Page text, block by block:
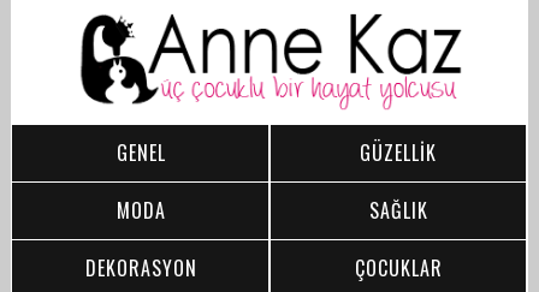
GENEL
GÜZELLİK
MODA
SAĞLIK
DEKORASYON
ÇOCUKLAR